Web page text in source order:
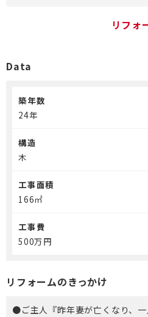
お身体の不自由な方のリフォーム
バリアフリー施工事例
介護保険事業「らく介」
オフィスリフォーム
空き家・空き室の活用
リフォ
Data
築年数
24年
構造
木
工事面積
166㎡
工事費
500万円
リフォームのきっかけ
●ご主人『昨年妻が亡くなり、